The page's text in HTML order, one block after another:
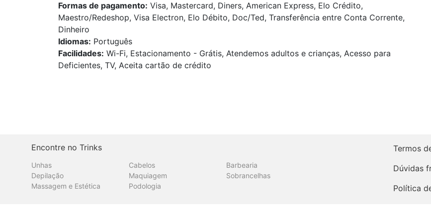
Formas de pagamento: Visa, Mastercard, Diners, American Express, Elo Crédito,
Maestro/Redeshop, Visa Electron, Elo Débito, Doc/Ted, Transferência entre Conta Corrente,
Dinheiro
Idiomas: Português
Facilidades: Wi-Fi, Estacionamento - Grátis, Atendemos adultos e crianças, Acesso para
Deficientes, TV, Aceita cartão de crédito
Encontre no Trinks
Unhas Cabelos
Barbearia
Depilação
Maquiagem
Sobrancelhas
Massagem e Estética
Podologia
Termos
Dúvidas
Política